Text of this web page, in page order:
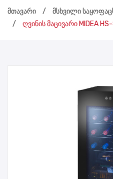
No products in
მთავარი / მსხვილი
/
ღვინის მაცივარი MIDEA